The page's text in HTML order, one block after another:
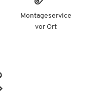
Montageservice
vor Ort